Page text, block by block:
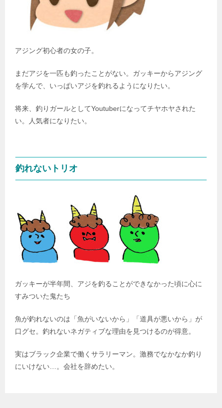
アジング初心者の女の子。
まだアジを一匹も釣ったことがない。ガッキーからアジング
を学んで、いっぱいアジを釣れるようになりたい。
将来、釣りガールとしてYoutuberになってチヤホヤされた
い。人気者になりたい。
釣れないトリオ
ガッキーが半年間、アジを釣ることができなかった頃に心に
すみついた鬼たち
魚が釣れないのは「魚がいないから」「道具が悪いから」が
口グセ。釣れないネガティブな理由を見つけるのが得意。
実はブラック企業で働くサラリーマン。激務でなかなか釣り
にいけない…。会社を辞めたい。